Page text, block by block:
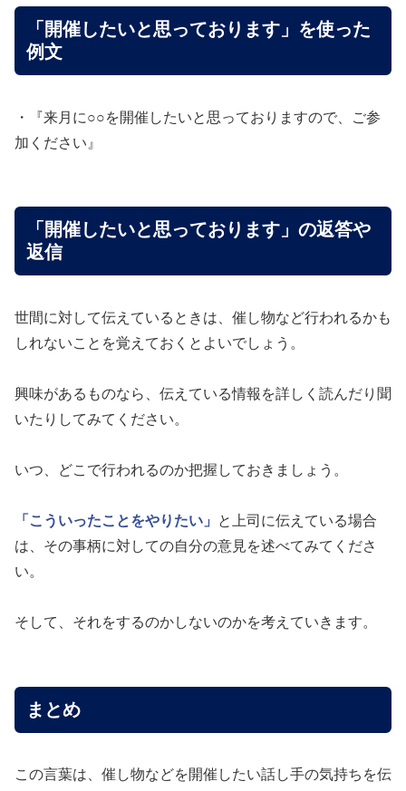
「開催したいと思っております」を使った
例文
・『来月に○○を開催したいと思っておりますので、ご参
加ください』
「開催したいと思っております」の返答や
返信
世間に対して伝えているときは、催し物など行われるかも
しれないことを覚えておくとよいでしょう。
興味があるものなら、伝えている情報を詳しく読んだり聞
いたりしてみてください。
いつ、どこで行われるのか把握しておきましょう。
「こういったことをやりたい」
と上司に伝えている場合
は、その事柄に対しての自分の意見を述べてみてくださ
い。
そして、それをするのかしないのかを考えていきます。
まとめ
この言葉は、催し物などを開催したい話し手の気持ちを伝